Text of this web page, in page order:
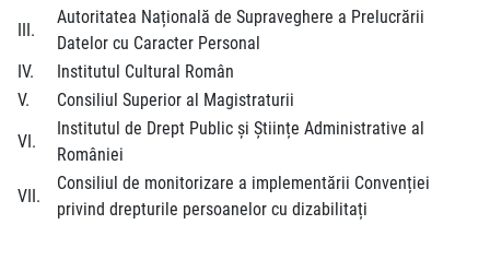
III.
Autoritatea Națională de Supraveghere a Prelucrării
Datelor cu Caracter Personal
IV.
Institutul Cultural Român
V.
Consiliul Superior al Magistraturii
VI.
Institutul de Drept Public și Științe Administrative al
României
VII.
Consiliul de monitorizare a implementării Convenției
privind drepturile persoanelor cu dizabilitați